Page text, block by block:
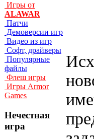
Игры от
ALAWAR
Патчи
Демоверсии игр
Видео из игр
Софт, драйверы
Популярные
файлы
Флеш игры
Игры Armor
Games
Нечестная
игра